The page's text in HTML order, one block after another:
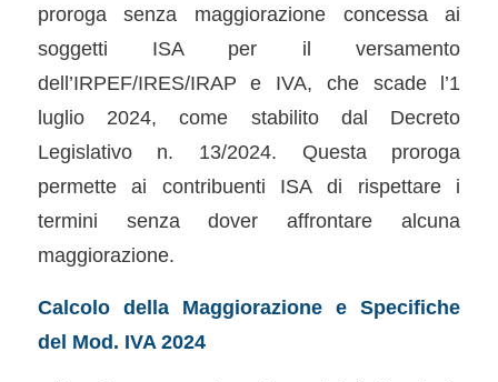
proroga senza maggiorazione concessa ai
soggetti ISA per il versamento
dell’IRPEF/IRES/IRAP e IVA, che scade l’1
luglio 2024, come stabilito dal Decreto
Legislativo n. 13/2024. Questa proroga
permette ai contribuenti ISA di rispettare i
termini senza dover affrontare alcuna
maggiorazione.
Calcolo della Maggiorazione e Specifiche
del Mod. IVA 2024